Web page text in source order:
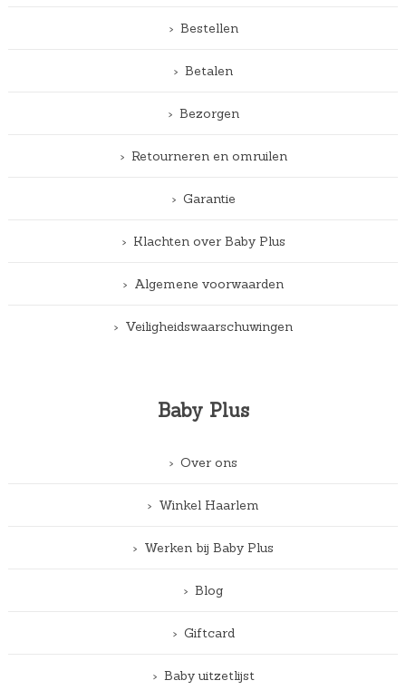
Bestellen
Betalen
Bezorgen
Retourneren en omruilen
Garantie
Klachten over Baby Plus
Algemene voorwaarden
Veiligheidswaarschuwingen
Baby Plus
Over ons
Winkel Haarlem
Werken bij Baby Plus
Blog
Giftcard
Baby uitzetlijst